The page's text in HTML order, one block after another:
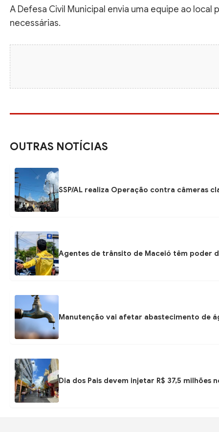
A Defesa Civil Municipal envia uma equipe ao
necessárias.
OUTRAS NOTÍCIAS
SSP/AL realiza Operação contra câmeras
Agentes de trânsito de Maceió têm poder
Manutenção vai afetar abastecimento de
Dia dos Pais devem injetar R$ 37,5 milhões